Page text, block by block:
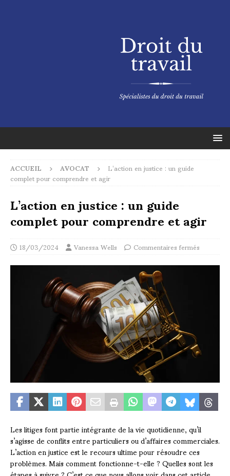
ACCUEIL AVOCAT L’action en justice : un guide
complet pour comprendre et agir
L’action en justice : un guide
complet pour comprendre et agir
18/03/2024 Vanessa Wells Commentaires fermés
Les litiges font partie intégrante de la vie quotidienne, qu’il
s’agisse de conflits entre particuliers ou d’affaires commerciales.
L’action en justice est le recours ultime pour résoudre ces
problèmes. Mais comment fonctionne-t-elle ? Quelles sont les